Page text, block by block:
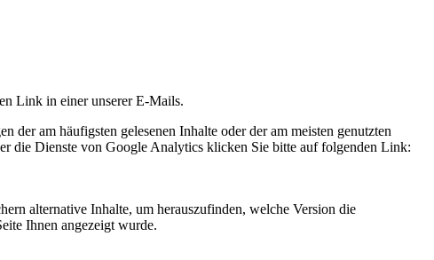
Link in einer unserer E-Mails.
der am häufigsten gelesenen Inhalte oder der am meisten genutzten
die Dienste von Google Analytics klicken Sie bitte auf folgenden Link:
alternative Inhalte, um herauszufinden, welche Version die
Ihnen angezeigt wurde.